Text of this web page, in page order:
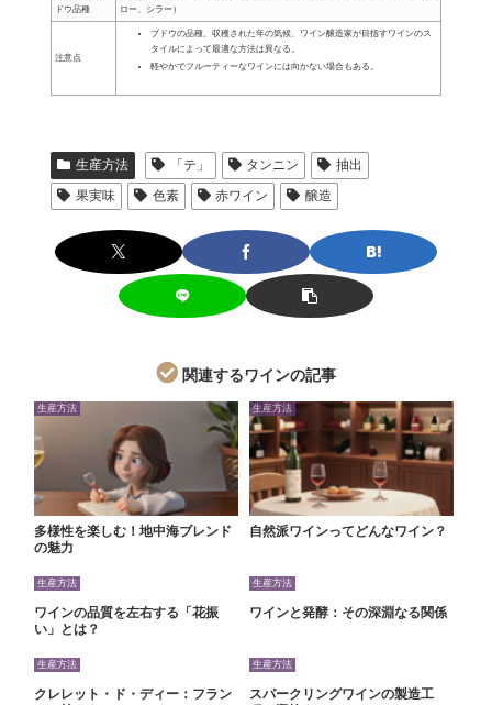
ドウ品種
ロー、シラー）
注意点
ブドウの品種、収穫された年の気候、ワイン醸造家が目指すワインのス
タイルによって最適な方法は異なる。
軽やかでフルーティーなワインには向かない場合もある。
生産方法 「テ」 タンニン
抽出
果実味
色素 赤ワイン 醸造
関連するワインの記事
生産方法
多様性を楽しむ！地中海ブレンド
の魅力
生産方法
自然派ワインってどんなワイン？
生産方法
ワインの品質を左右する「花振
い」とは？
生産方法
ワインと発酵：その深淵なる関係
生産方法
クレレット・ド・ディー：フラン
生産方法
スパークリングワインの製造工